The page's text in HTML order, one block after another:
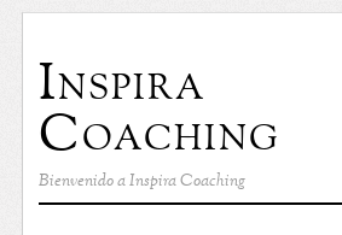
Inspira
Coaching
Bienvenido a Inspira Coaching